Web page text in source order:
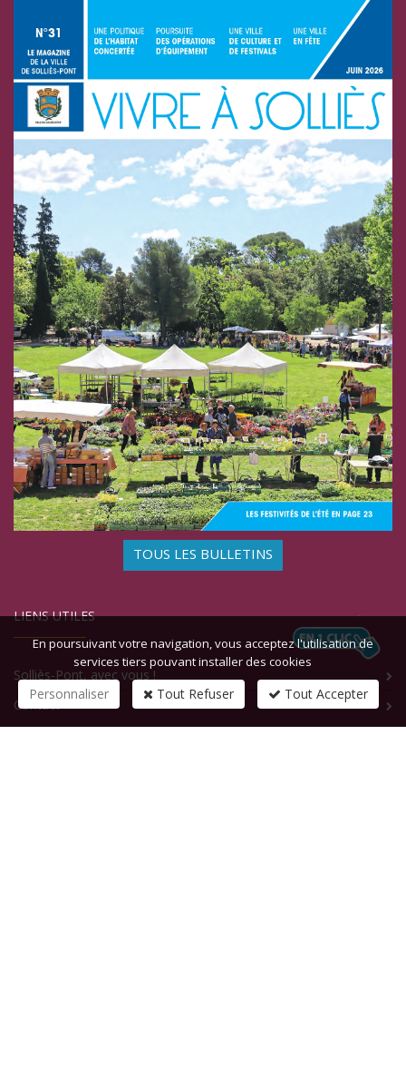
TOUS LES BULLETINS
LIENS UTILES
Solliès-Pont, avec vous !
Contact
En poursuivant votre navigation, vous acceptez l'utilisation de
services tiers pouvant installer des cookies
Personnaliser Tout Refuser Tout Accepter